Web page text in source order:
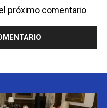
próximo comentario